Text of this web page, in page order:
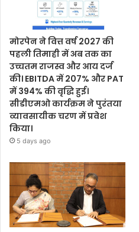
मोरपेन ने वित्त वर्ष 2027 की
पहली तिमाही में अब तक का
उच्चतम राजस्व और आय दर्ज
की। EBITDA में 207% और PAT
में 394% की वृद्धि हुई।
सीडीएमओ कार्यक्रम ने पुरंतया
व्यावसायीक चरण में प्रवेश
किया।
5 days ago